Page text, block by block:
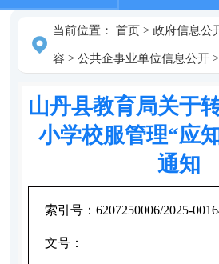
当前位置： 首页> 政府信息公
容 > 公共企事业单位信息公开>
山丹县教育局关于
小学校服管理“应
通知
索引号： 6207250006/2025-
文号：